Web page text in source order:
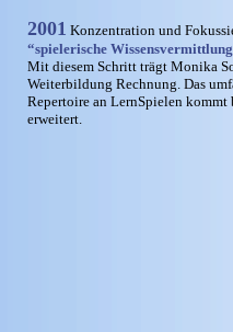
2001 Konzentration und
“spielerische
Mit diesem Schritt trägt Monika
Weiterbildung Rechnung. Das
Repertoire an LernSpielen
erweitert.